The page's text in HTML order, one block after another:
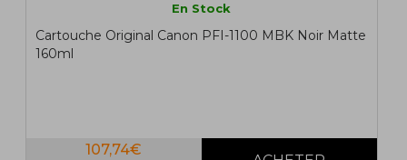
En Stock
Cartouche Original Canon PFI-1100 MBK Noir Matte
160ml
107,74€